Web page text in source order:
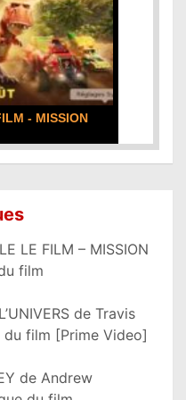
- MISSION
LE FILM – MISSION
film
de Travis
film [Prime Video]
de Andrew